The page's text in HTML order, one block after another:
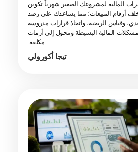
المالية لمشروعك الصغير شهرياً تكوين
أرقام المبيعات؛ مما يساعدك على رصد
وقياس الربحية، واتخاذ قرارات مدروسة
المالية البسيطة وتتحول إلى أزمات
مكلفة.
تيجا أكورولي